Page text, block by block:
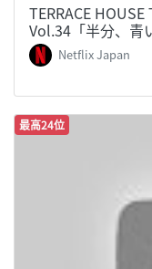
TERRACE
Vol.34「半分、青
Netflix Japan
最高24位